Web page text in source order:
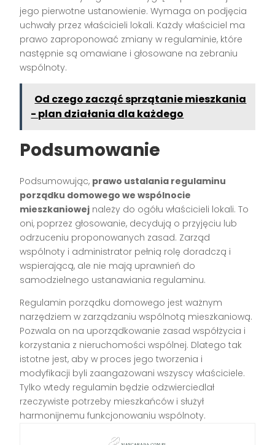
jego pierwotne ustanowienie. Wymaga on podjęcia
uchwały przez właścicieli lokali. Każdy właściciel ma
prawo zaproponować zmiany w regulaminie, które
następnie są omawiane i głosowane na zebraniu
wspólnoty.
Od czego zacząć sprzątanie mieszkania
- plan działania dla każdego
Podsumowanie
Podsumowując, prawo ustalania regulaminu
porządku domowego we wspólnocie
mieszkaniowej należy do ogółu właścicieli lokali. To
oni, poprzez głosowanie, decydują o przyjęciu lub
odrzuceniu proponowanych zasad. Zarząd
wspólnoty i administrator pełnią rolę doradczą i
wspierającą, ale nie mają uprawnień do
samodzielnego ustanawiania regulaminu.
Regulamin porządku domowego jest ważnym
narzędziem w zarządzaniu wspólnotą mieszkaniową.
Pozwala on na uporządkowanie zasad współżycia i
korzystania z nieruchomości wspólnej. Dlatego tak
istotne jest, aby w proces jego tworzenia i
modyfikacji byli zaangażowani wszyscy właściciele.
Tylko wtedy regulamin będzie odzwierciedlał
rzeczywiste potrzeby mieszkańców i służył
harmonijnemu funkcjonowaniu wspólnoty.